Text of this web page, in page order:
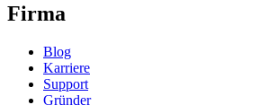
Firma
Blog
Karriere
Support
Gründer